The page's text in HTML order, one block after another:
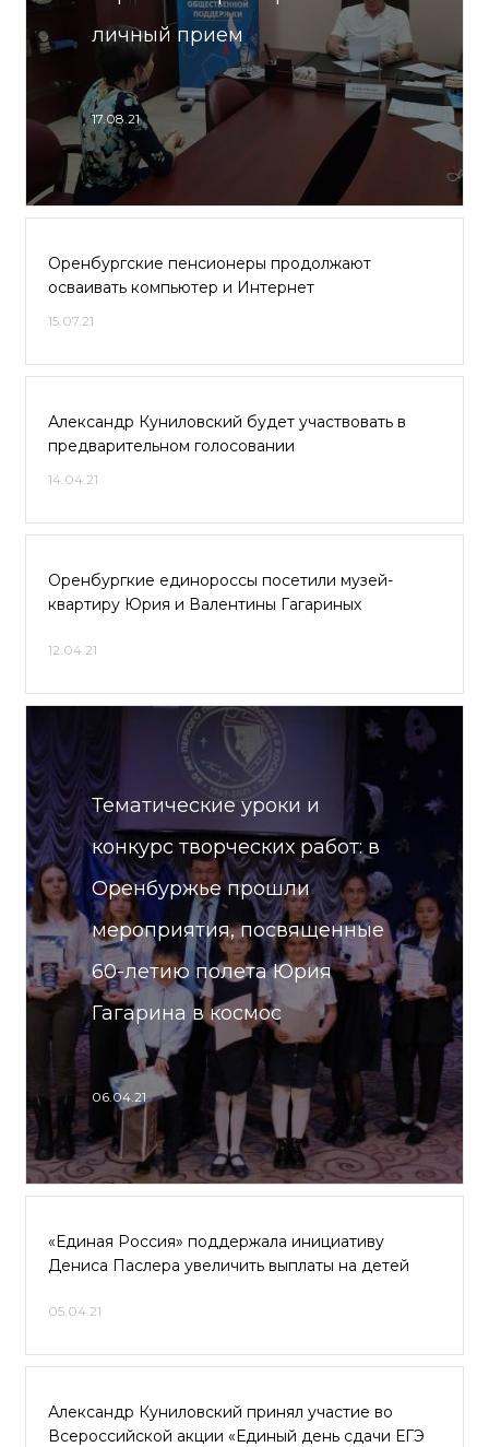
личный прием
17.08.21
Оренбургские пенсионеры продолжают
осваивать компьютер и Интернет
15.07.21
Александр Куниловский будет участвовать в
предварительном голосовании
14.04.21
Оренбургкие единороссы посетили музей-
квартиру Юрия и Валентины Гагариных
12.04.21
Тематические уроки и
конкурс творческих работ: в
Оренбуржье прошли
мероприятия, посвященные
60-летию полета Юрия
Гагарина в космос
06.04.21
«Единая Россия» поддержала инициативу
Дениса Паслера увеличить выплаты на детей
05.04.21
Александр Куниловский принял участие во
Всероссийской акции «Единый день сдачи ЕГЭ